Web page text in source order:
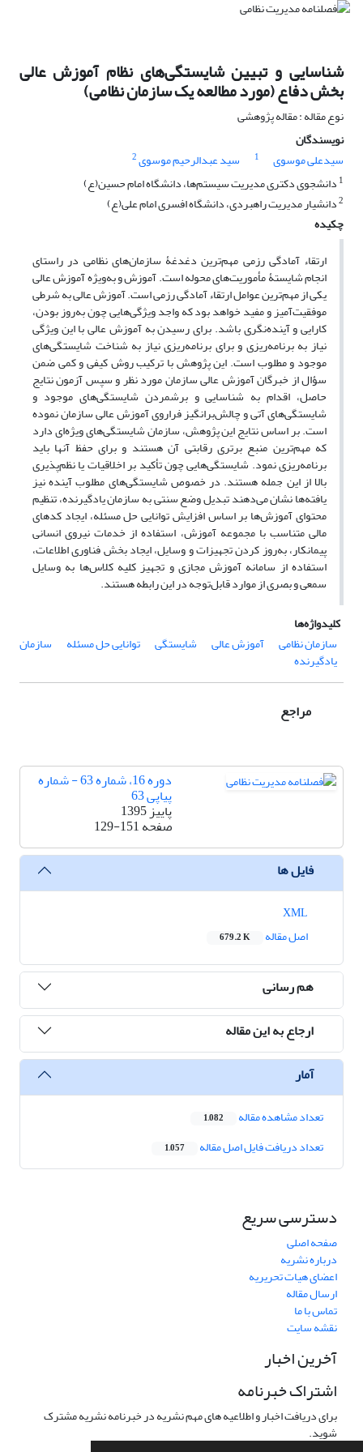
شناسایی و تبیین شایستگی‌های نظام آموزش عالی
بخش دفاع (مورد مطالعه یک سازمان نظامی)
نوع مقاله : مقاله پژوهشی
نویسندگان
سیدعلی موسوی
1 سید عبدالرحیم موسوی2
1 دانشجوی دکتری مدیریت سیستم‌ها، دانشگاه امام حسین(ع)
2دانشیار مدیریت راهبردی، دانشگاه افسری امام علی(ع)
چکیده
ارتقاء آمادگی رزمی مهم‌ترین دغدغۀ سازمان‌های نظامی در راستای
انجام شایستۀ مأموریت‌های محوله است. آموزش و به‌ویژه آموزش عالی
یکی از مهم‌ترین عوامل ارتقاء آمادگی رزمی است. آموزش عالی به شرطی
موفقیت‌آمیز و مفید خواهد بود که واجد ویژگی‌هایی چون به‌روز بودن،
کارایی و آینده‌نگری باشد. برای رسیدن به آموزش عالی با این ویژگی
نیاز به برنامه‌ریزی و برای برنامه‌ریزی نیاز به شناخت شایستگی‌های
موجود و مطلوب است. این پژوهش با ترکیب روش کیفی و کمی ضمن
سؤال از خبرگان آموزش عالی سازمان مورد نظر و سپس آزمون نتایج
حاصل، اقدام به شناسایی و برشمردن شایستگی‌های موجود و
شایستگی‌های آتی و چالش‌برانگیز فراروی آموزش عالی سازمان نموده
است. بر اساس نتایج این پژوهش، سازمان شایستگی‌های ویژه‌ای دارد
که مهم‌ترین منبع برتری رقابتی آن هستند و برای حفظ آنها باید
برنامه‌ریزی نمود. شایستگی‌هایی چون تأکید بر اخلاقیات یا نظم‌پذیری
بالا از این جمله هستند. در خصوص شایستگی‌های مطلوب آینده نیز
یافته‌ها نشان می‌دهند تبدیل وضع سنتی به سازمان یادگیرنده، تنظیم
محتوای آموزش‌ها بر اساس افزایش توانایی حل مسئله، ایجاد کدهای
مالی متناسب با مجموعه آموزش، استفاده از خدمات نیروی انسانی
پیمانکار، به‌روز کردن تجهیزات و وسایل، ایجاد بخش فناوری اطلاعات،
استفاده از سامانه آموزش مجازی و تجهیز کلیه کلاس‌ها به وسایل
سمعی و بصری از موارد قابل‌توجه در این رابطه هستند.
کلیدواژه‌ها
سازمان نظامی
آموزش عالی شایستگی توانایی حل مسئله سازمان
یادگیرنده
مراجع
دوره 16، شماره 63 - شماره
پیاپی 63
پاییز 1395
صفحه129-151
فایل ها
اصل مقاله
679.2 K
هم رسانی
ارجاع به این مقاله
آمار
تعداد مشاهده مقاله 1,082
تعداد دریافت فایل اصل مقاله 1,057
دسترسی سریع
صفحه اصلی
درباره نشریه
اعضای هیات تحریریه
ارسال مقاله
تماس با ما
نقشه سایت
آخرین اخبار
اشتراک خبرنامه
برای دریافت اخبار و اطلاعیه های مهم نشریه در خبرنامه نشریه مشترک
شوید.